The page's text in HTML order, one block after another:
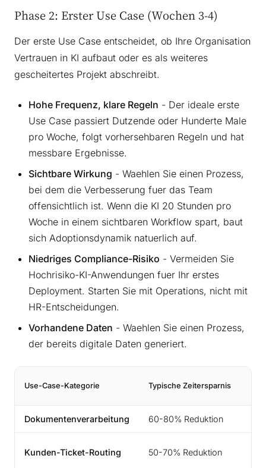
Phase 2: Erster Use Case (Wochen 3-4)
Der erste Use Case entscheidet, ob Ihre Organisation
Vertrauen in KI aufbaut oder es als weiteres
gescheitertes Projekt abschreibt.
Hohe Frequenz, klare Regeln - Der ideale erste
Use Case passiert Dutzende oder Hunderte Male
pro Woche, folgt vorhersehbaren Regeln und hat
messbare Ergebnisse.
Sichtbare Wirkung - Waehlen Sie einen Prozess,
bei dem die Verbesserung fuer das Team
offensichtlich ist. Wenn die KI 20 Stunden pro
Woche in einem sichtbaren Workflow spart, baut
sich Adoptionsdynamik natuerlich auf.
Niedriges Compliance-Risiko - Vermeiden Sie
Hochrisiko-KI-Anwendungen fuer Ihr erstes
Deployment. Starten Sie mit Operations, nicht mit
HR-Entscheidungen.
Vorhandene Daten - Waehlen Sie einen Prozess,
der bereits digitale Daten generiert.
Use-Case-Kategorie Typische Zeitersparnis
Dokumentenverarbeitung 60-80% Reduktion
Kunden-Ticket-Routing 50-70% Reduktion